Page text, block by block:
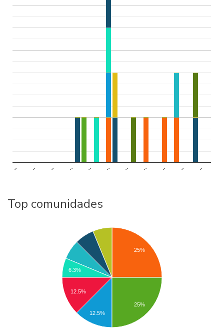
.. .. .. .. .. .. .. .. .. .. ..
Top comunidades
25%
6.3%
12.5%
12.5%
25%